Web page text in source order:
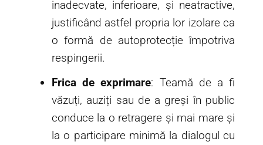
inadecvate, inferioare, și neatractive,
justificând astfel propria lor izolare ca
o formă de autoprotecție împotriva
respingerii.
Frica de exprimare: Teamă de a fi
văzuți, auziți sau de a greși în public
conduce la o retragere și mai mare și
la o participare minimă la dialogul cu